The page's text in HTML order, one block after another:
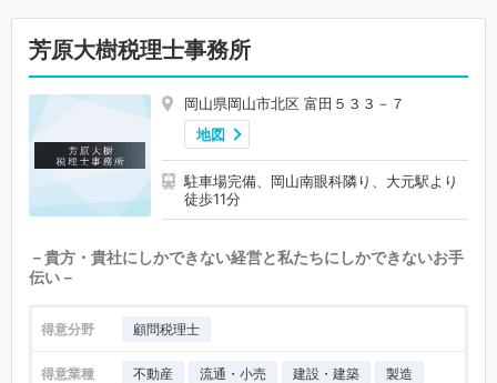
芳原大樹税理士事務所
岡山県岡山市北区 富田５３３－７
地図
駐車場完備、岡山南眼科隣り、大元駅より
徒歩11分
－貴方・貴社にしかできない経営と私たちにしかできないお手
伝い－
得意分野 顧問税理士
得意業種 不動産 流通・小売 建設・建築
製造